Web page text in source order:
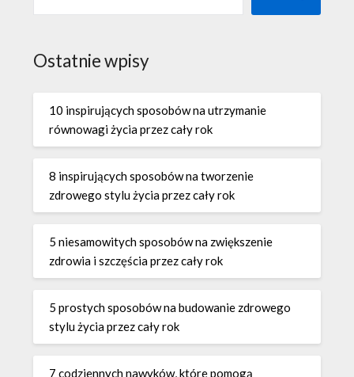
Ostatnie wpisy
10 inspirujących sposobów na utrzymanie
równowagi życia przez cały rok
8 inspirujących sposobów na tworzenie
zdrowego stylu życia przez cały rok
5 niesamowitych sposobów na zwiększenie
zdrowia i szczęścia przez cały rok
5 prostych sposobów na budowanie zdrowego
stylu życia przez cały rok
7 codziennych nawyków, które pomogą